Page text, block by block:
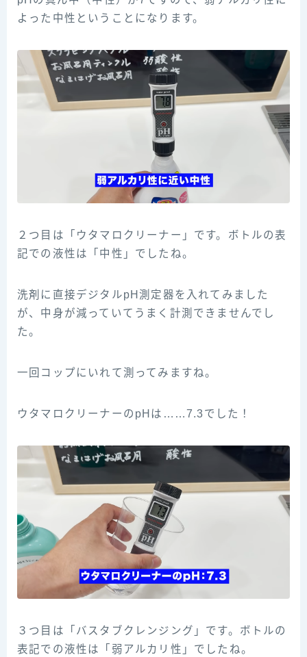
よった中性ということになります。
２つ目は「ウタマロクリーナー」です。ボトルの表
記での液性は「中性」でしたね。
洗剤に直接デジタルpH測定器を入れてみました
が、中身が減っていてうまく計測できませんでし
た。
一回コップにいれて測ってみますね。
ウタマロクリーナーのpHは……7.3でした！
３つ目は「バスタブクレンジング」です。ボトルの
表記での液性は「弱アルカリ性」でしたね。